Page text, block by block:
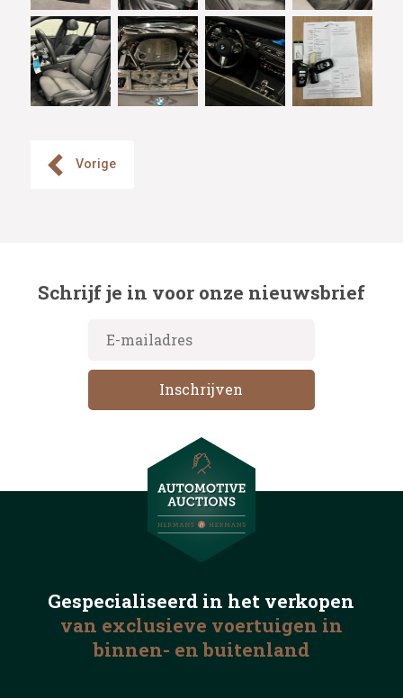
Vorige
Schrijf je in voor onze nieuwsbrief
Gespecialiseerd in het verkopen
van exclusieve voertuigen in
binnen- en buitenland